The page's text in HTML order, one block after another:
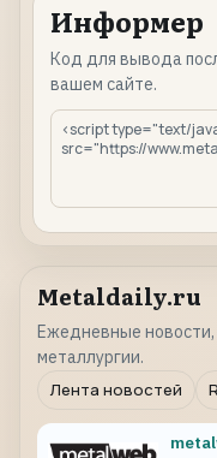
Информер
Код для вывода
вашем сайте.
Metaldaily.ru
Ежедневные новости,
металлургии.
Лента новостей